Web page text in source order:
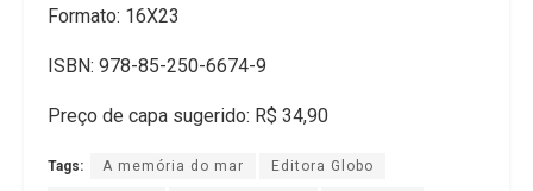
Formato: 16X23
ISBN: 978-85-250-6674-9
Preço de capa sugerido: R$ 34,90
Tags: A memória do mar Editora Globo